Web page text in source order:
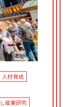
人材育成
産業研究